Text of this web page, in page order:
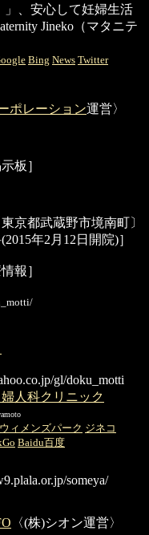
」、安心して妊婦生活
Jineko（マタニテ
Bing News Twitter
ポレーション運営〉
板］
東京都武蔵野市境南町〕
年2月12日開院)］
報］
gl/doku_motti
人科クリニック
ウィメンズパーク ジネコ
Baidu百度
someya/
〈(株)シオン運営〉